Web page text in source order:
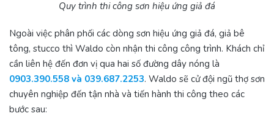
Quy trình thi công sơn hiệu ứng giả đá
Ngoài việc phân phối các dòng sơn hiệu ứng giả đá, giả bê
tông, stucco thì Waldo còn nhận thi công công trình. Khách chỉ
cần liên hệ đến đơn vị qua hai số đường dây nóng là
0903.390.558 và 039.687.2253. Waldo sẽ cử đội ngũ thợ sơn
chuyên nghiệp đến tận nhà và tiến hành thi công theo các
bước sau: